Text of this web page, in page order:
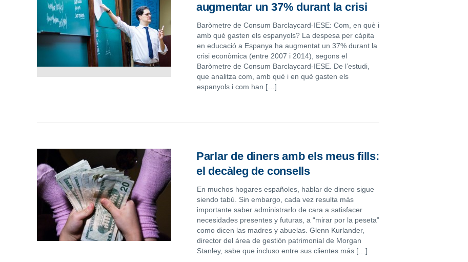
augmentar un 37% durant la crisi
Baròmetre de Consum Barclaycard-IESE: Com, en què i
amb què gasten els espanyols? La despesa per càpita
en educació a Espanya ha augmentat un 37% durant la
crisi econòmica (entre 2007 i 2014), segons el
Baròmetre de Consum Barclaycard-IESE. De l’estudi,
que analitza com, amb què i en què gasten els
espanyols i com han […]
Parlar de diners amb els meus fills:
el decàleg de consells
En muchos hogares españoles, hablar de dinero sigue
siendo tabú. Sin embargo, cada vez resulta más
importante saber administrarlo de cara a satisfacer
necesidades presentes y futuras, a “mirar por la peseta”
como dicen las madres y abuelas. Glenn Kurlander,
director del área de gestión patrimonial de Morgan
Stanley, sabe que incluso entre sus clientes más […]